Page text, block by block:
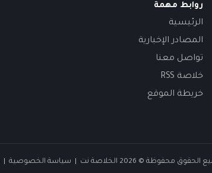
روابط مهمة
الرئيسية
المصادر الإخبارية
تواصل معنا
خلاصة RSS
خريطة الموقع
الحقوق محفوظة © 2026 الخلاصة نت | سياسة الخصوصية